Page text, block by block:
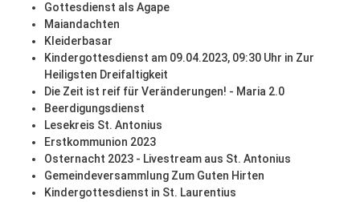
Gottesdienst als Agape
Maiandachten
Kleiderbasar
Kindergottesdienst am 09.04.2023, 09:30 Uhr in Zur
Heiligsten Dreifaltigkeit
Die Zeit ist reif für Veränderungen! - Maria 2.0
Beerdigungsdienst
Lesekreis St. Antonius
Erstkommunion 2023
Osternacht 2023 - Livestream aus St. Antonius
Gemeindeversammlung Zum Guten Hirten
Kindergottesdienst in St. Laurentius